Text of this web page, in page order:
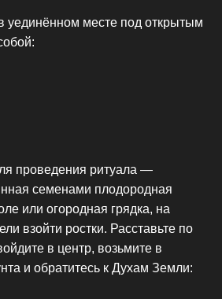
уединённом месте под открытым
проведения ритуала —
семенами плодородная
или огородная грядка, на
взойти ростки. Расставьте по
в центр, возьмите в
и обратитесь к Духам Земли: